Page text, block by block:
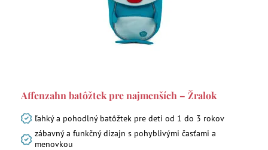
Affenzahn batôžtek pre najmenších – Žralok
ľahký a pohodlný batôžtek pre deti od 1 do 3 rokov
zábavný a funkčný dizajn s pohyblivými časťami a
menovkou